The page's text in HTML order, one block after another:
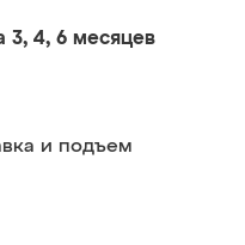
3, 4, 6 месяцев
и подъем